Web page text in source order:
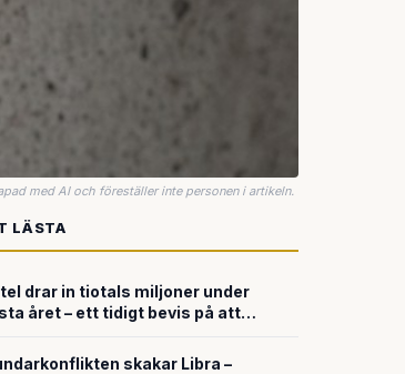
med AI och föreställer inte personen i artikeln.
LÄSTA
drar in tiotals miljoner under
året – ett tidigt bevis på att
skakar Libra –